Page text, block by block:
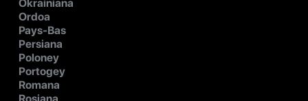
Okrainiana
Ordoa
Pays-Bas
Persiana
Poloney
Portogey
Romana